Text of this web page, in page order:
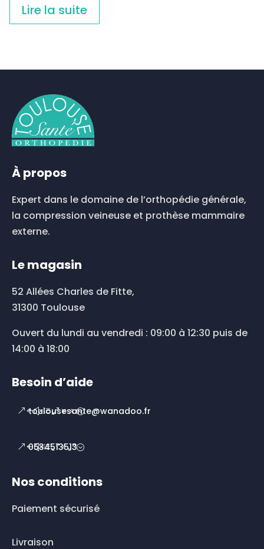
Lire la suite
À propos
Expert dans le domaine de l’orthopédie générale,
la compression veineuse et prothèse mammaire
externe.
Le magasin
52 Allées Charles de Fitte,
31300 Toulouse
Ouvert du lundi au vendredi : 09:00 à 12:30 puis de
14:00 à 18:00
Besoin d’aide
toulousesante@wanadoo.fr
0534513513
Nos conditions
Paiement sécurisé
Livraison